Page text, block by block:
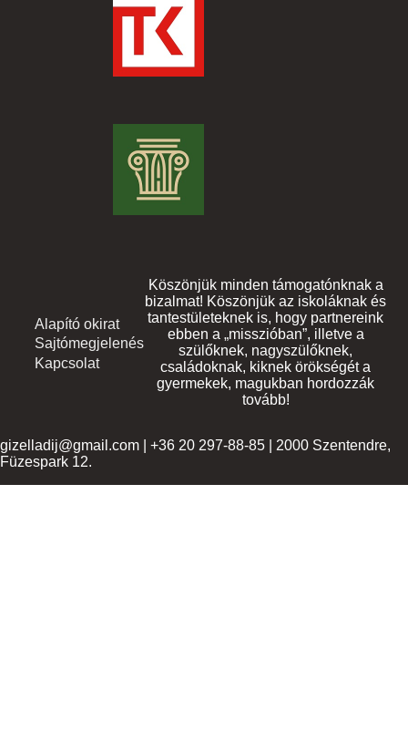
Footer
Alapító okirat
Sajtómegjelenés
Kapcsolat
Köszönjük minden támogatónknak a
bizalmat! Köszönjük az iskoláknak és
tantestületeknek is, hogy partnereink
ebben a „misszióban”, illetve a
szülőknek, nagyszülőknek,
családoknak, kiknek örökségét a
gyermekek, magukban hordozzák
tovább!
gizelladij@gmail.com | +36 20 297-88-85 | 2000 Szentendre,
Füzespark 12.